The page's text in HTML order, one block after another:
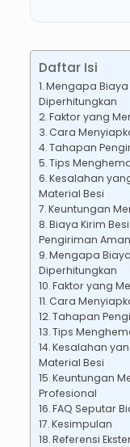
Daftar Isi
Mengapa Biaya
Diperhitungkan
Faktor yang
Cara
Tahapan
Tips
Kesalahan
Material Besi
Keuntungan
Biaya Kirim
Pengiriman Aman
Mengapa
Diperhitungkan
Faktor yang
Cara
Tahapan
Tips
Kesalahan
Material Besi
Keuntungan
Profesional
FAQ Seputar
Kesimpulan
Referensi